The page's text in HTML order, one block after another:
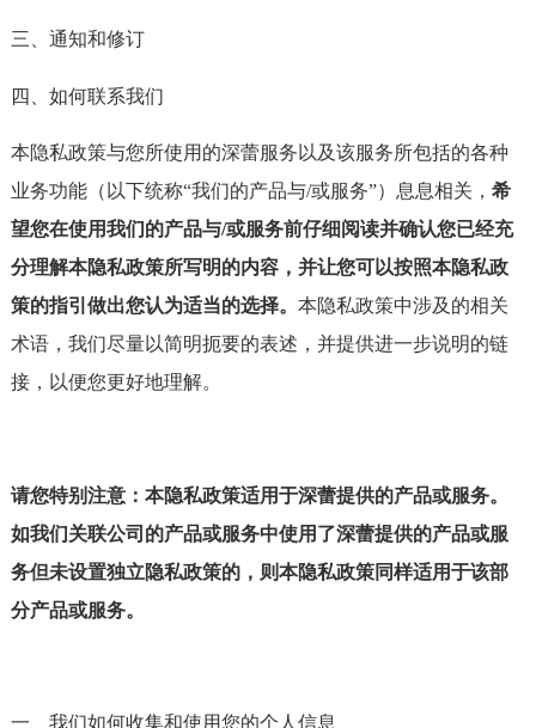
三、通知和修订
四、如何联系我们
本隐私政策与您所使用的深蕾服务以及该服务所包括的各种
业务功能（以下统称“我们的产品与/或服务”）息息相关， 希
望您在使用我们的产品与/或服务前仔细阅读并确认您已经充
分理解本隐私政策所写明的内容，并让您可以按照本隐私政
策的指引做出您认为适当的选择。 本隐私政策中涉及的相关
术语，我们尽量以简明扼要的表述，并提供进一步说明的链
接，以便您更好地理解。
请您特别注意：本隐私政策适用于深蕾提供的产品或服务。
如我们关联公司的产品或服务中使用了深蕾提供的产品或服
务但未设置独立隐私政策的，则本隐私政策同样适用于该部
分产品或服务。
一、我们如何收集和使用您的个人信息